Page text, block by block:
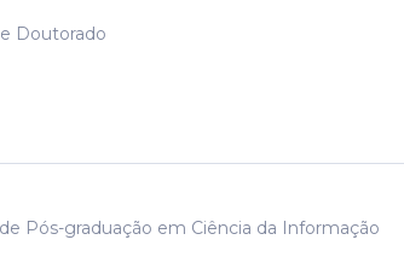
Doutorado
Pós-graduação em Ciência da Informação